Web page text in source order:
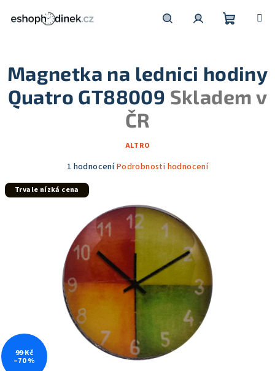
košík
Magnetka na lednici hodiny
Quatro GT88009 Skladem v
ČR
ALTRO
Průměrné
produktu
hvězdiček.
1 hodnoceníPodrobnosti hodnocení
Trvale nízká cena
99 Kč
–70 %